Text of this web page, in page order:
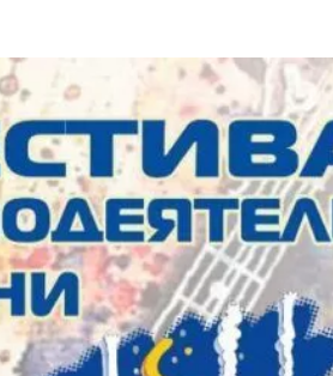
Общая информация
Как добраться
Люди, прославившие Алтай
Карты и буклеты